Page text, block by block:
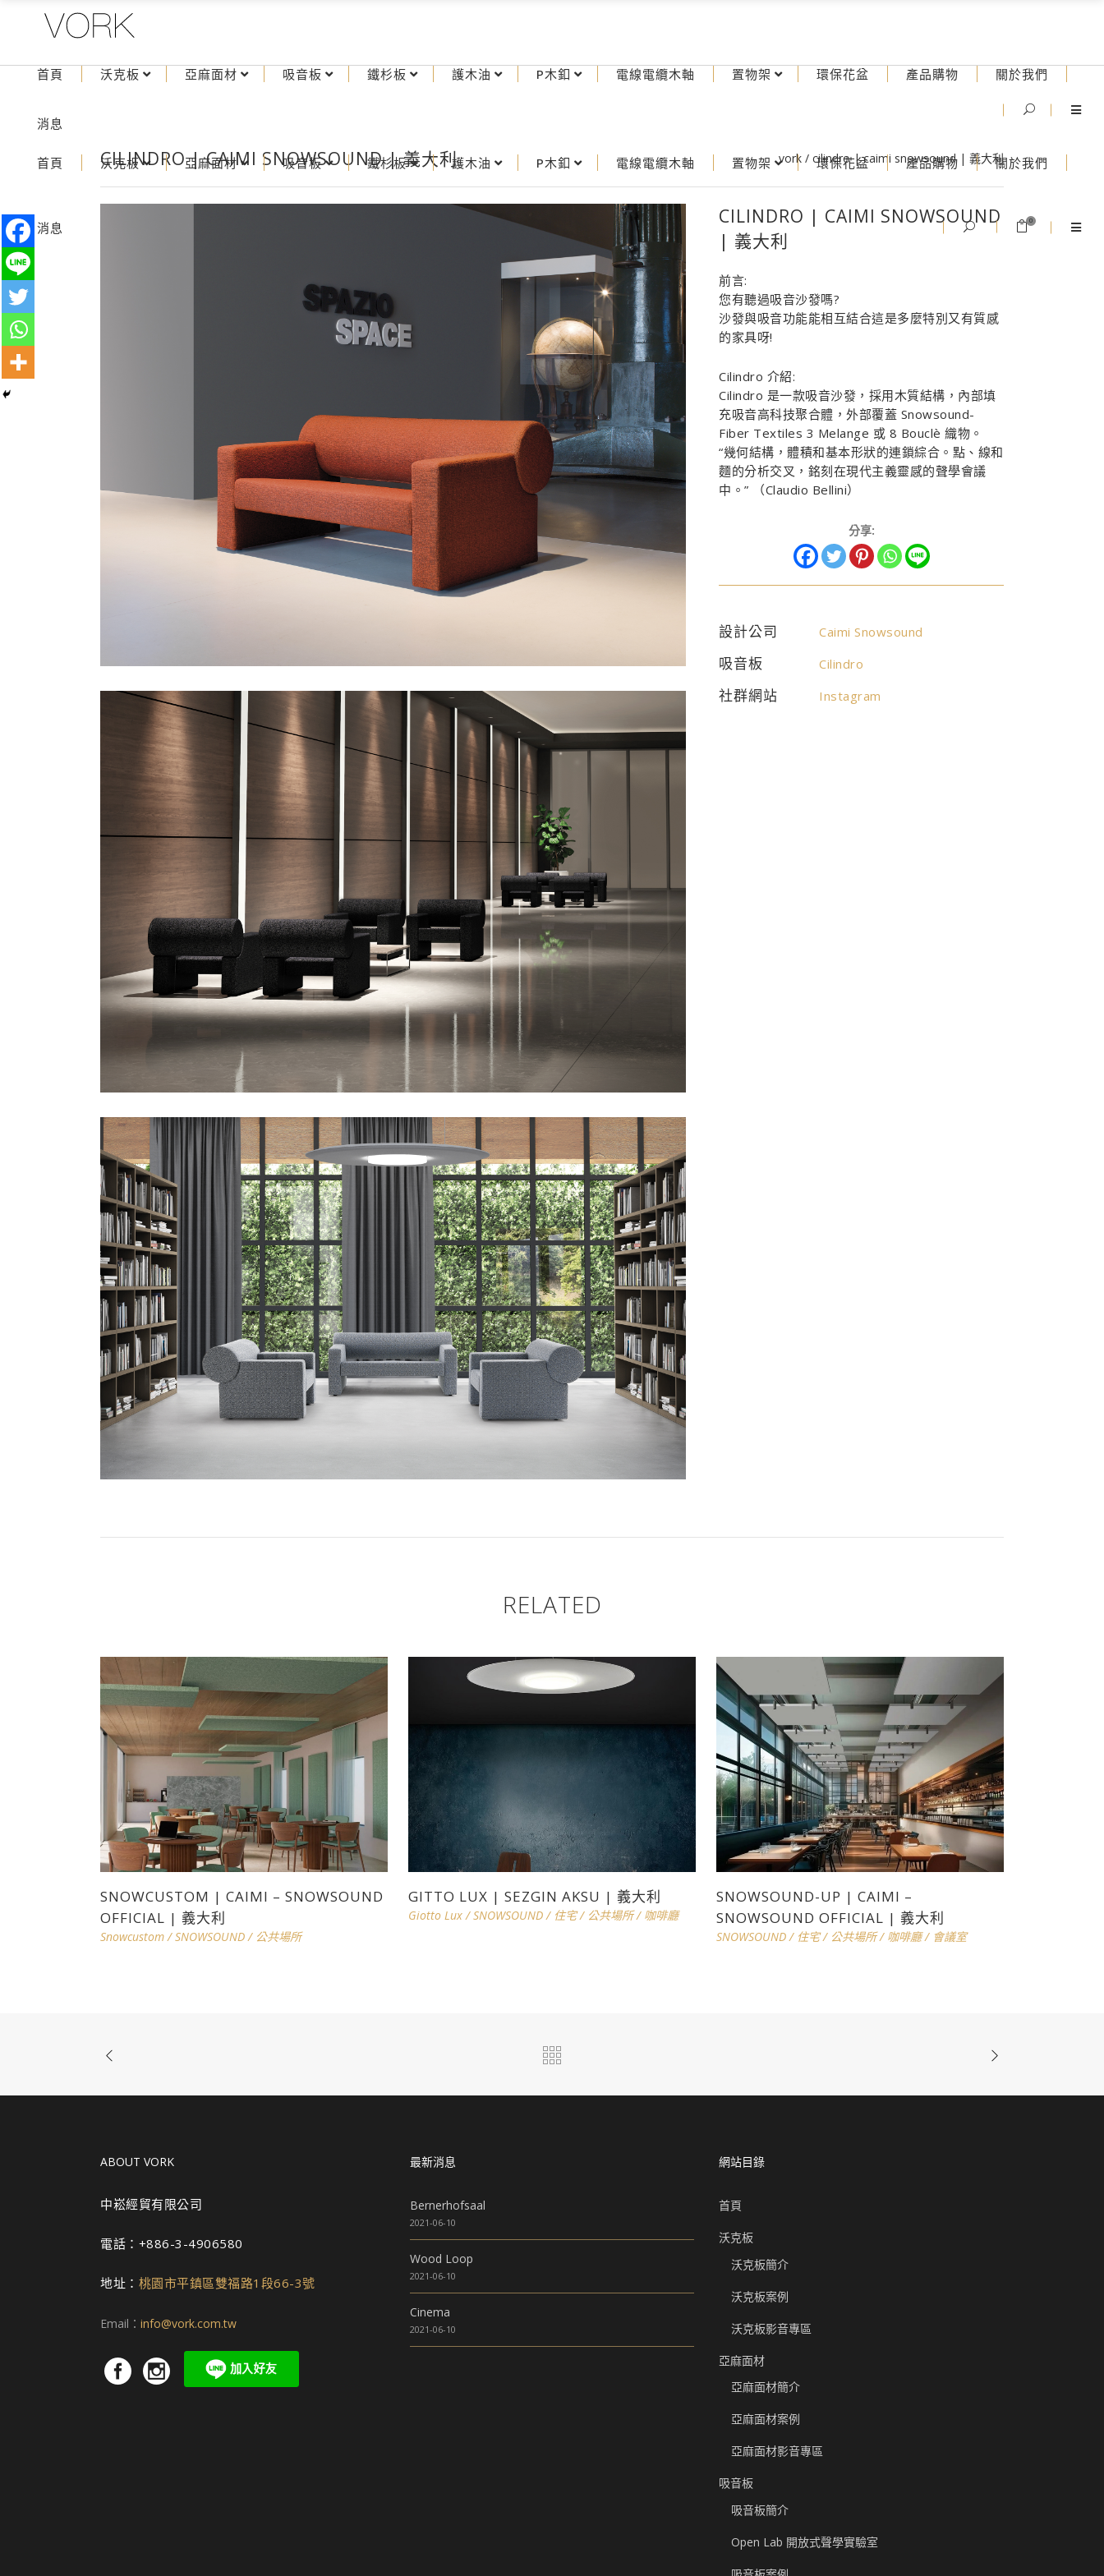
首頁 沃克板 亞麻面材 吸音板 鐵杉板 護木油 P木釦 電線電纜木軸 置物架 環保花盆 產品購物 關於我們
消息 0
首頁 沃克板 亞麻面材 吸音板 鐵杉板 護木油 P木釦 電線電纜木軸 置物架 環保花盆 產品購物 關於我們
消息
CILINDRO | CAIMI SNOWSOUND | 義大利 vork / cilindro | caimi snowsound | 義大利
CILINDRO | CAIMI SNOWSOUND
| 義大利
前言:
您有聽過吸音沙發嗎?
沙發與吸音功能能相互結合這是多麼特別又有質感
的家具呀!
Cilindro 介紹:
Cilindro 是一款吸音沙發，採用木質結構，內部填
充吸音高科技聚合體，外部覆蓋 Snowsound-
Fiber Textiles 3 Melange 或 8 Bouclè 織物。
“幾何結構，體積和基本形狀的連鎖綜合。點、線和
麵的分析交叉，銘刻在現代主義靈感的聲學會議
中。” （Claudio Bellini）
分享:
設計公司 Caimi Snowsound
吸音板 Cilindro
社群網站 Instagram
RELATED
SNOWCUSTOM | CAIMI – SNOWSOUND
OFFICIAL | 義大利
Snowcustom/SNOWSOUND/ 公共場所
GITTO LUX | SEZGIN AKSU | 義大利
Giotto Lux/SNOWSOUND/ 住宅/ 公共場所/ 咖啡廳
SNOWSOUND-UP | CAIMI –
SNOWSOUND OFFICIAL | 義大利
SNOWSOUND/ 住宅/ 公共場所/ 咖啡廳/ 會議室
ABOUT VORK
中崧經貿有限公司
電話：+886-3-4906580
地址： 桃園市平鎮區雙福路1段66-3號
Email： info@vork.com.tw
最新消息
Bernerhofsaal
2021-06-10
Wood Loop
2021-06-10
Cinema
2021-06-10
網站目錄
首頁
沃克板
沃克板簡介
沃克板案例
沃克板影音專區
亞麻面材
亞麻面材簡介
亞麻面材案例
亞麻面材影音專區
吸音板
吸音板簡介
Open Lab 開放式聲學實驗室